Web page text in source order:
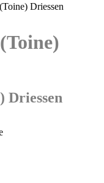
Driessen
Driessen